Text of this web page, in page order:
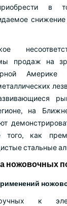
в
снижение
продаж на
Америке
на
как
стальные
ножовочных
к